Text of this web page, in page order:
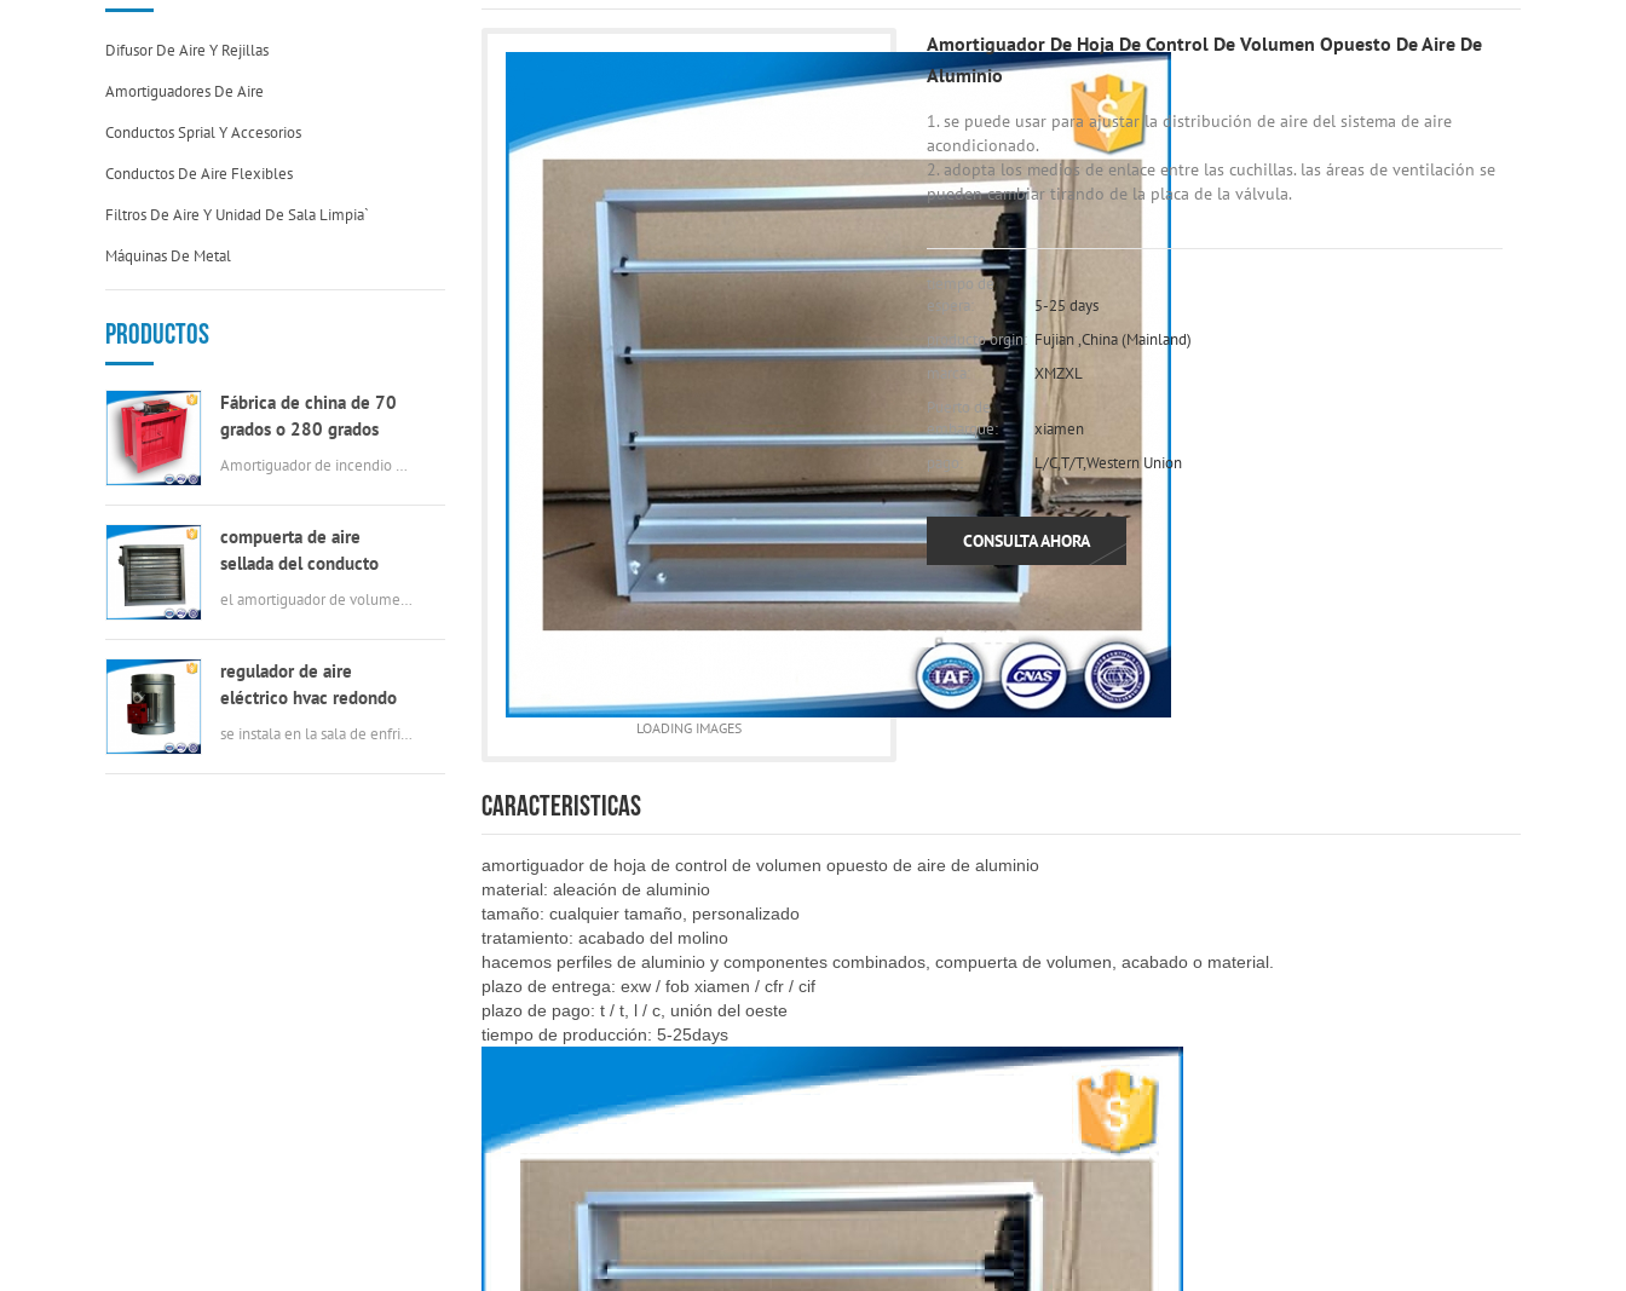
Difusor De Aire Y Rejillas
Amortiguadores De Aire
Conductos Sprial Y Accesorios
Conductos De Aire Flexibles
Filtros De Aire Y Unidad De Sala Limpia`
Máquinas De Metal
PRODUCTOS
Fábrica de china de 70
grados o 280 grados
eléctrica msfd HVAC
amortiguador de fuego
para conductos de aire
Amortiguador de incendio eléctrico de 70 ℃ o 280 in en buena calidad
compuerta de aire
sellada del conducto
rectangular del hvac
el amortiguador de volumen de aire tiene las características de construcción simple, baja fuga, par pequeño, operación flexible, resistencia a la corrosión.
regulador de aire
eléctrico hvac redondo
se instala en la sala de enfriamiento y se enclava con un ventilador axial. En verano, cuando los ventiladores axiales están en marcha, los amortiguadores también están funcionando para agotar el aire producido por los enfriadores, en invierno, el ventilador axial no funciona, y los amortiguadores también se mantienen cerrados para mantener la temp7 LOADING IMAGES
Amortiguador De Hoja De Control De Volumen Opuesto De Aire De
Aluminio
1. se puede usar para ajustar la distribución de aire del sistema de aire
acondicionado.
2. adopta los medios de enlace entre las cuchillas. las áreas de ventilación se
pueden cambiar tirando de la placa de la válvula.
tiempo de
espera:
5-25 days
producto orgin: Fujian ,China (Mainland)
marca:
XMZXL
Puerto de
embarque:
xiamen
pago:
L/C,T/T,Western Union
CONSULTA AHORA
CARACTERISTICAS
amortiguador de hoja de control de volumen opuesto de aire de aluminio
material: aleación de aluminio
tamaño: cualquier tamaño, personalizado
tratamiento: acabado del molino
hacemos perfiles de aluminio y componentes combinados, compuerta de volumen, acabado o material.
plazo de entrega: exw / fob xiamen / cfr / cif
plazo de pago: t / t, l / c, unión del oeste
tiempo de producción: 5-25days